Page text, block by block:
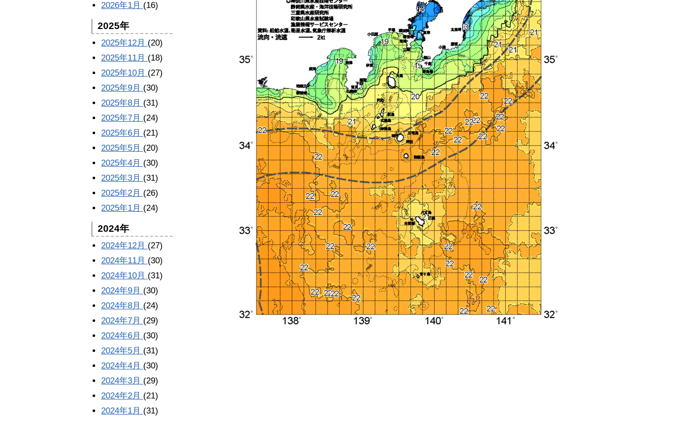
2026年1月 (16)
2025年
2025年12月 (20)
2025年11月 (18)
2025年10月 (27)
2025年9月 (30)
2025年8月 (31)
2025年7月 (24)
2025年6月 (21)
2025年5月 (20)
2025年4月 (30)
2025年3月 (31)
2025年2月 (26)
2025年1月 (24)
2024年
2024年12月 (27)
2024年11月 (30)
2024年10月 (31)
2024年9月 (30)
2024年8月 (24)
2024年7月 (29)
2024年6月 (30)
2024年5月 (31)
2024年4月 (30)
2024年3月 (29)
2024年2月 (21)
2024年1月 (31)